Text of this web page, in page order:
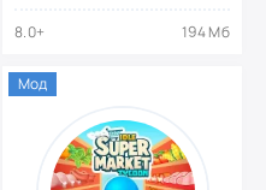
8.0+ 194 Мб
Мод